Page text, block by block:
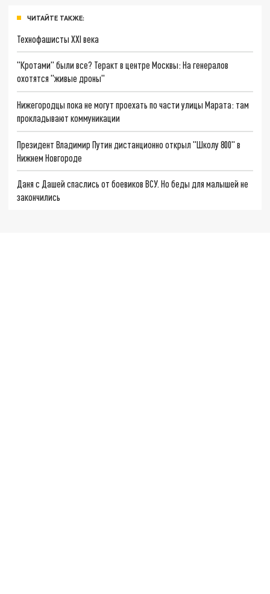
ЧИТАЙТЕ ТАКЖЕ:
Технофашисты XXI века
"Кротами" были все? Теракт в центре Москвы: На генералов
охотятся "живые дроны"
Нижегородцы пока не могут проехать по части улицы Марата: там
прокладывают коммуникации
Президент Владимир Путин дистанционно открыл "Школу 800" в
Нижнем Новгороде
Даня с Дашей спаслись от боевиков ВСУ. Но беды для малышей не
закончились